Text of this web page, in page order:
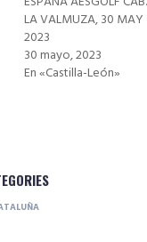
LA VALMUZA, 30 MAY
2023
30 mayo, 2023
En «Castilla-León»